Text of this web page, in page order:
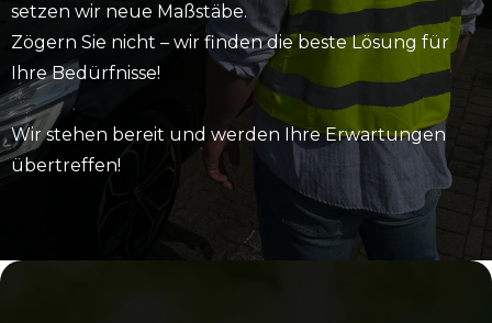
setzen wir neue Maßstäbe.
Zögern Sie nicht – wir finden die beste Lösung für
Ihre Bedürfnisse!
Wir stehen bereit und werden Ihre Erwartungen
übertreffen!